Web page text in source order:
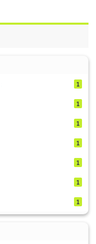
1
1
1
1
1
1
1